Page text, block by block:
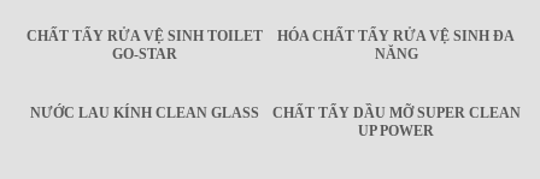
CHẤT TẨY RỬA VỆ SINH TOILET
GO-STAR
HÓA CHẤT TẨY RỬA VỆ SINH ĐA
NĂNG
NƯỚC LAU KÍNH CLEAN GLASS
CHẤT TẨY DẦU MỠ SUPER CLEAN
UP POWER